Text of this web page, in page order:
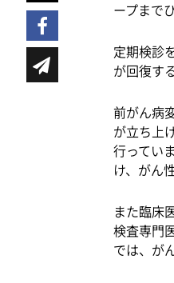
ープまで
定期検診
が回復す
前がん病
が立ち上
行ってい
け、がん
また臨床
検査専門
では、が